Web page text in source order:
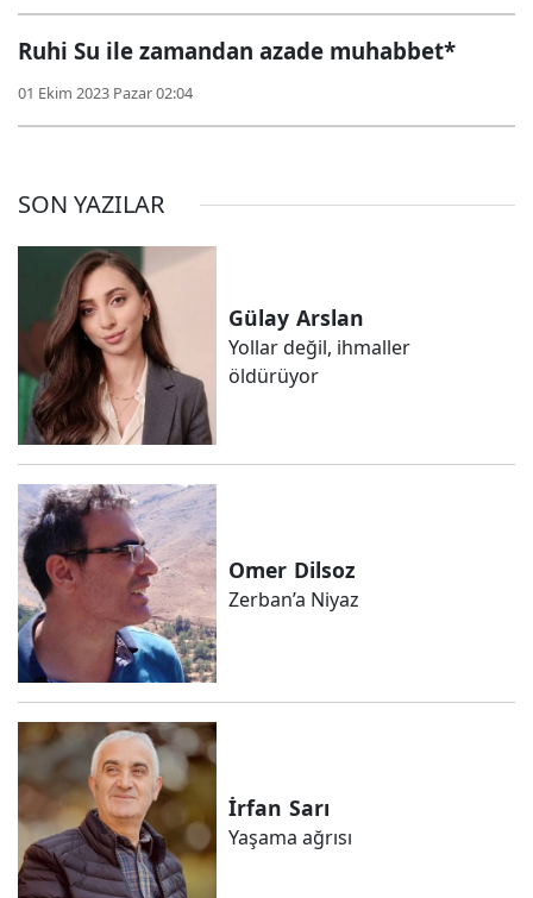
Ruhi Su ile zamandan azade muhabbet*
01 Ekim 2023 Pazar 02:04
SON YAZILAR
Gülay Arslan
Yollar değil, ihmaller
öldürüyor
Omer Dilsoz
Zerban’a Niyaz
İrfan Sarı
Yaşama ağrısı